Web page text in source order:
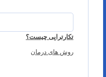
تکارتراپی چیست؟
روش های درمان